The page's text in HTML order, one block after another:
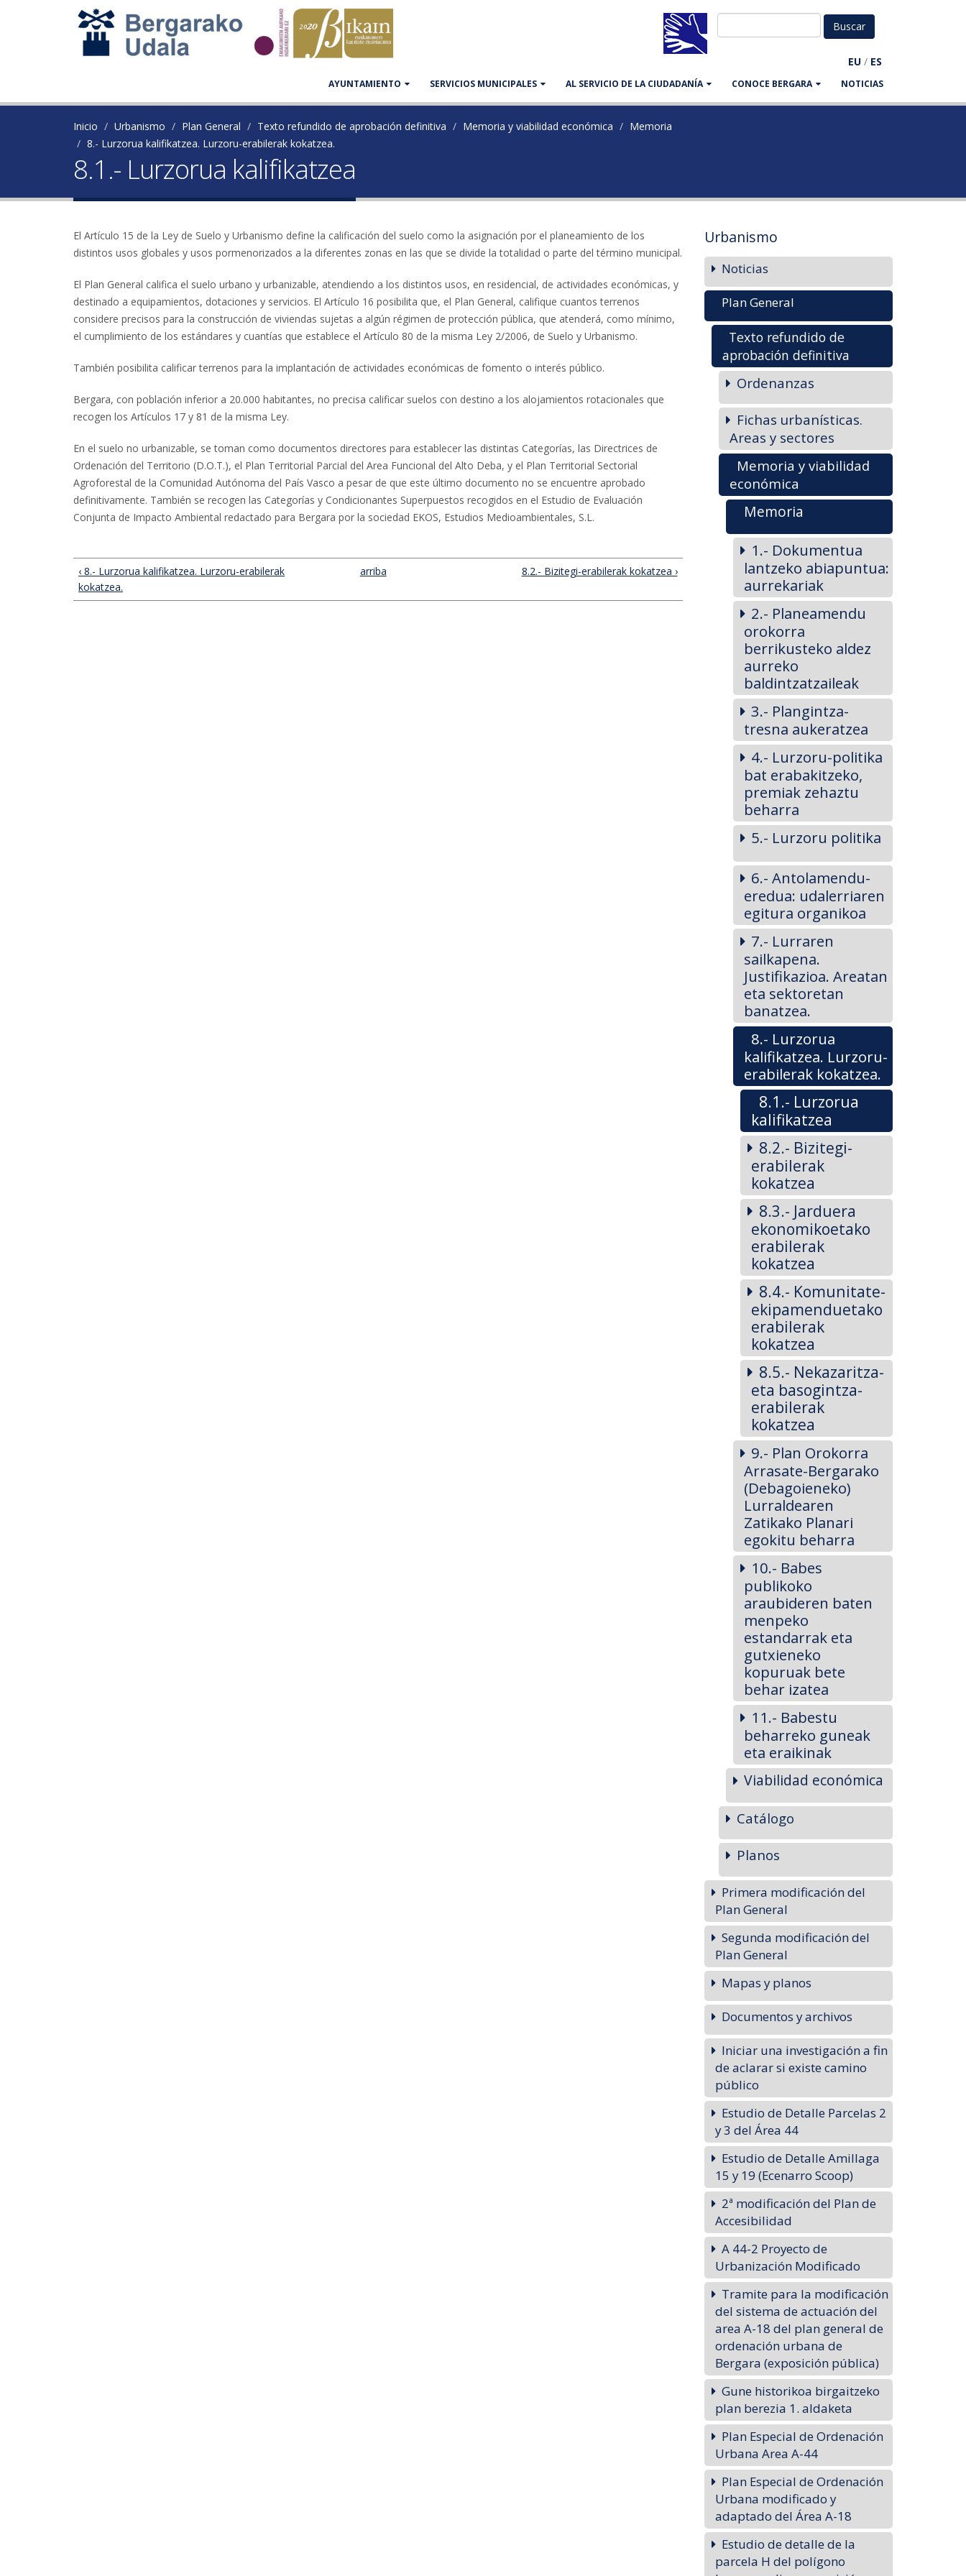
EU / ES
AYUNTAMIENTO SERVICIOS MUNICIPALES AL SERVICIO DE LA CIUDADANÍA CONOCE BERGARA NOTICIAS
Inicio Urbanismo Plan General Texto refundido de aprobación definitiva Memoria y viabilidad económica
Memoria
8.- Lurzorua kalifikatzea. Lurzoru-erabilerak kokatzea.
8.1.- Lurzorua kalifikatzea
El Artículo 15 de la Ley de Suelo y Urbanismo define la calificación del suelo como la asignación por el planeamiento de los
distintos usos globales y usos pormenorizados a la diferentes zonas en las que se divide la totalidad o parte del término municipal.
El Plan General califica el suelo urbano y urbanizable, atendiendo a los distintos usos, en residencial, de actividades económicas, y
destinado a equipamientos, dotaciones y servicios. El Artículo 16 posibilita que, el Plan General, califique cuantos terrenos
considere precisos para la construcción de viviendas sujetas a algún régimen de protección pública, que atenderá, como mínimo,
el cumplimiento de los estándares y cuantías que establece el Artículo 80 de la misma Ley 2/2006, de Suelo y Urbanismo.
También posibilita calificar terrenos para la implantación de actividades económicas de fomento o interés público.
Bergara, con población inferior a 20.000 habitantes, no precisa calificar suelos con destino a los alojamientos rotacionales que
recogen los Artículos 17 y 81 de la misma Ley.
En el suelo no urbanizable, se toman como documentos directores para establecer las distintas Categorías, las Directrices de
Ordenación del Territorio (D.O.T.), el Plan Territorial Parcial del Area Funcional del Alto Deba, y el Plan Territorial Sectorial
Agroforestal de la Comunidad Autónoma del País Vasco a pesar de que este último documento no se encuentre aprobado
definitivamente. También se recogen las Categorías y Condicionantes Superpuestos recogidos en el Estudio de Evaluación
Conjunta de Impacto Ambiental redactado para Bergara por la sociedad EKOS, Estudios Medioambientales, S.L.
‹ 8.- Lurzorua kalifikatzea. Lurzoru-erabilerak
kokatzea.
arriba 8.2.- Bizitegi-erabilerak kokatzea ›
Urbanismo
Noticias
Plan General
Texto refundido de
aprobación definitiva
Ordenanzas
Fichas urbanísticas.
Areas y sectores
Memoria y viabilidad
económica
Memoria
1.- Dokumentua
lantzeko abiapuntua:
aurrekariak
2.- Planeamendu
orokorra
berrikusteko aldez
aurreko
baldintzatzaileak
3.- Plangintza-
tresna aukeratzea
4.- Lurzoru-politika
bat erabakitzeko,
premiak zehaztu
beharra
5.- Lurzoru politika
6.- Antolamendu-
eredua: udalerriaren
egitura organikoa
7.- Lurraren
sailkapena.
Justifikazioa. Areatan
eta sektoretan
banatzea.
8.- Lurzorua
kalifikatzea. Lurzoru-
erabilerak kokatzea.
8.1.- Lurzorua
kalifikatzea
8.2.- Bizitegi-
erabilerak
kokatzea
8.3.- Jarduera
ekonomikoetako
erabilerak
kokatzea
8.4.- Komunitate-
ekipamenduetako
erabilerak
kokatzea
8.5.- Nekazaritza-
eta basogintza-
erabilerak
kokatzea
9.- Plan Orokorra
Arrasate-Bergarako
(Debagoieneko)
Lurraldearen
Zatikako Planari
egokitu beharra
10.- Babes
publikoko
araubideren baten
menpeko
estandarrak eta
gutxieneko
kopuruak bete
behar izatea
11.- Babestu
beharreko guneak
eta eraikinak
Viabilidad económica
Catálogo
Planos
Primera modificación del
Plan General
Segunda modificación del
Plan General
Mapas y planos
Documentos y archivos
Iniciar una investigación a fin
de aclarar si existe camino
público
Estudio de Detalle Parcelas 2
y 3 del Área 44
Estudio de Detalle Amillaga
15 y 19 (Ecenarro Scoop)
2ª modificación del Plan de
Accesibilidad
A 44-2 Proyecto de
Urbanización Modificado
Tramite para la modificación
del sistema de actuación del
area A-18 del plan general de
ordenación urbana de
Bergara (exposición pública)
Gune historikoa birgaitzeko
plan berezia 1. aldaketa
Plan Especial de Ordenación
Urbana Area A-44
Plan Especial de Ordenación
Urbana modificado y
adaptado del Área A-18
Estudio de detalle de la
parcela H del polígono